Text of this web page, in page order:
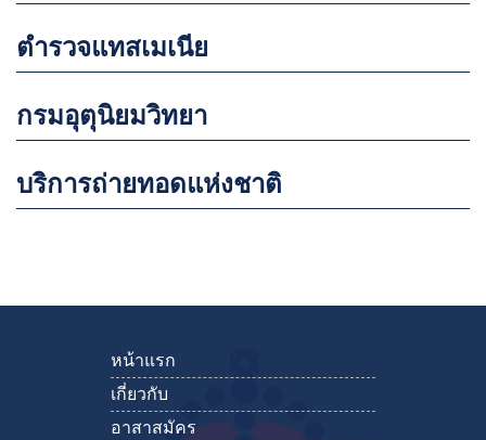
ตำรวจแทสเมเนีย
กรมอุตุนิยมวิทยา
บริการถ่ายทอดแห่งชาติ
หน้าแรก
เกี่ยวกับ
อาสาสมัคร